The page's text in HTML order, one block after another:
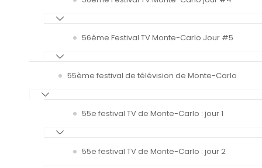
56ème Festival TV Monte-Carlo Jour #5
55ème festival de télévision de Monte-Carlo
55e festival TV de Monte-Carlo : jour 1
55e festival TV de Monte-Carlo : jour 2